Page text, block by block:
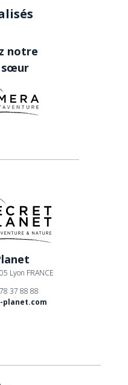
notre
Lyon FRANCE
37 88 88
planet.com